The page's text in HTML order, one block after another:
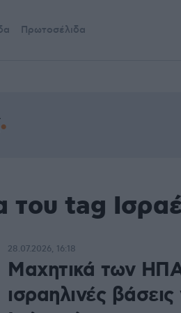
Πρωτοσέλιδα
tag
Μαχητικά των
ισραηλινές
28.07.2026, 16:18